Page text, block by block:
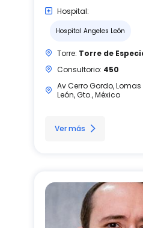
Hospital:
Hospital Angeles León
Torre: Torre de
Consultorio: 450
Av Cerro Gordo,
León, Gto., México
Ver más